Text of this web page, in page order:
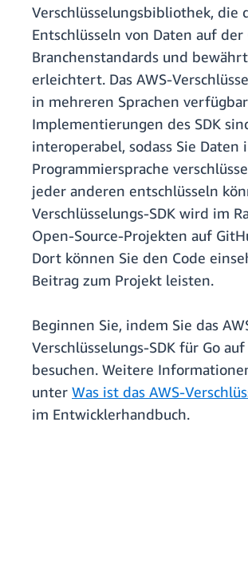
Verschlüsselungsbibliothek, die
Entschlüsseln von Daten auf der
Branchenstandards und
erleichtert. Das AWS-
in mehreren Sprachen
Implementierungen des SDK
interoperabel, sodass Sie Daten
Programmiersprache
jeder anderen entschlüsseln
Verschlüsselungs-SDK wird im
Open-Source-Projekten auf
Dort können Sie den Code
Beitrag zum Projekt leisten.
Beginnen Sie, indem Sie das
Verschlüsselungs-SDK für Go
besuchen. Weitere
unter Was ist das AWS-
im Entwicklerhandbuch.